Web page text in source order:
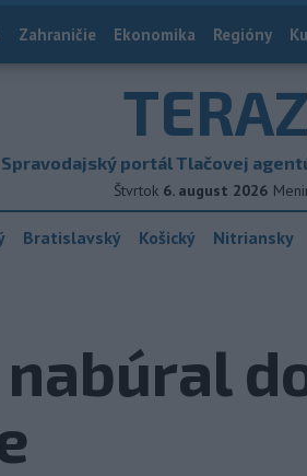
Zahraničie Ekonomika Regióny
TERAZ
Spravodajský portál Tlačovej
Štvrtok 6. august 2026
Bratislavský Košický Nitriansky